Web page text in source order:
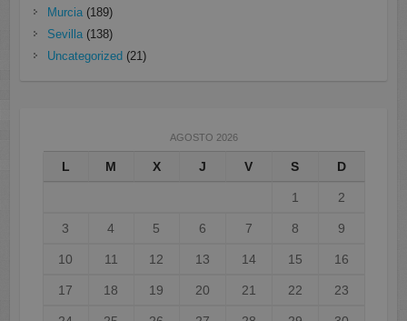
Murcia(189)
Sevilla(138)
Uncategorized(21)
AGOSTO 2026
L M X J V S D
1 2
3 4 5 6 7 8 9
10 11 12 13 14 15 16
17 18 19 20 21 22 23